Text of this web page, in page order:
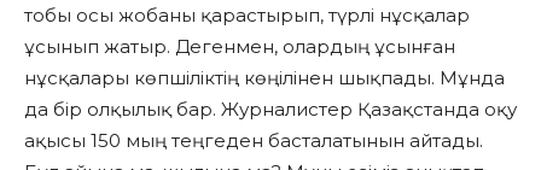
тобы осы жобаны қарастырып, түрлі нұсқалар
ұсынып жатыр. Дегенмен, олардың ұсынған
нұсқалары көпшіліктің көңілінен шықпады. Мұнда
да бір олқылық бар. Журналистер Қазақстанда оқу
ақысы 150 мың теңгеден басталатынын айтады.